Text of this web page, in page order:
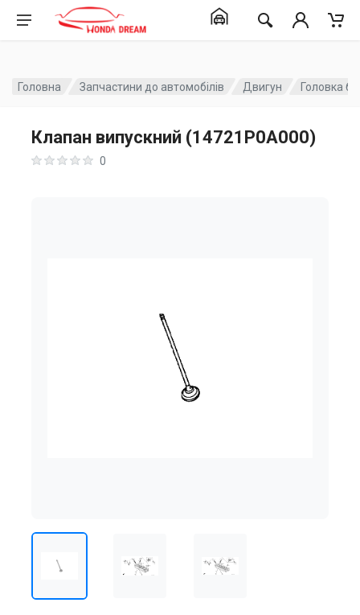
Головна Запчастини до автомобілів Двигун Головка
Клапан випускний (14721P0A000)
0